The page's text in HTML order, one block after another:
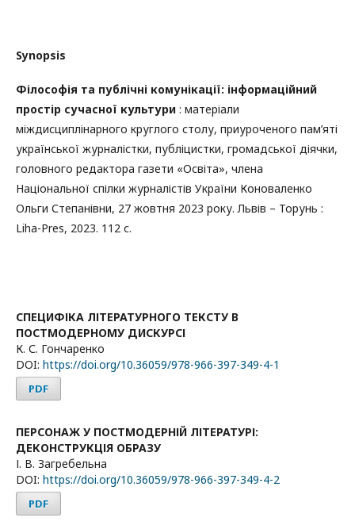
Synopsis
Філософія та публічні комунікації: інформаційний
простір сучасної культури : матеріали
міждисциплінарного круглого столу, приуроченого пам’яті
української журналістки, публіцистки, громадської діячки,
головного редактора газети «Освіта», члена
Національної спілки журналістів України Коноваленко
Ольги Степанівни, 27 жовтня 2023 року. Львів – Торунь :
Liha-Pres, 2023. 112 с.
СПЕЦИФІКА ЛІТЕРАТУРНОГО ТЕКСТУ В
ПОСТМОДЕРНОМУ ДИСКУРСІ
К. С. Гончаренко
DOI: https://doi.org/10.36059/978-966-397-349-4-1
PDF
ПЕРСОНАЖ У ПОСТМОДЕРНІЙ ЛІТЕРАТУРІ:
ДЕКОНСТРУКЦІЯ ОБРАЗУ
І. В. Загребельна
DOI: https://doi.org/10.36059/978-966-397-349-4-2
PDF